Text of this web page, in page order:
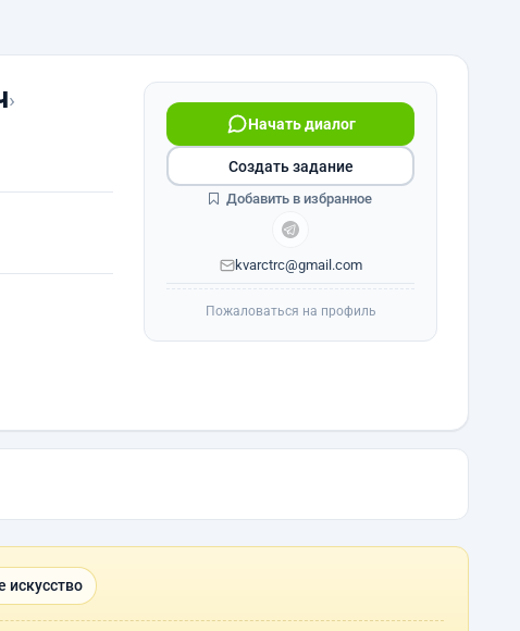
›
Начать диалог
kvarctrc@gmail.com
Создать задание
Добавить в избранное
Пожаловаться на профиль
искусство